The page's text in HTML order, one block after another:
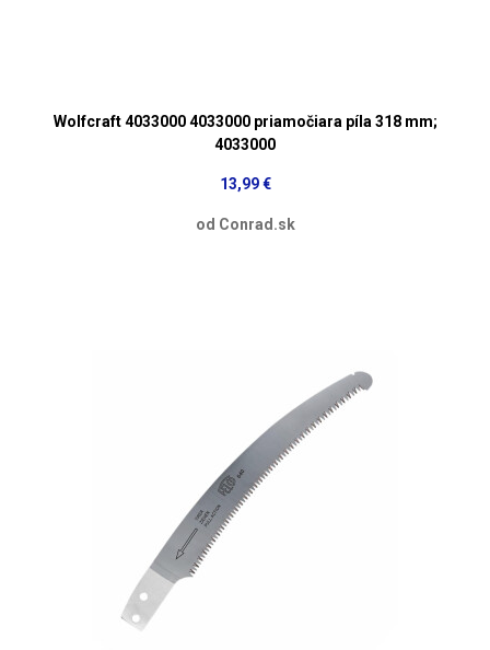
Wolfcraft 4033000 4033000 priamočiara píla 318 mm;
4033000
13,99 €
od Conrad.sk